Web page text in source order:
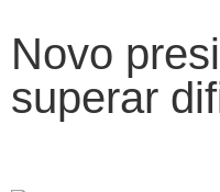
Novo
superar